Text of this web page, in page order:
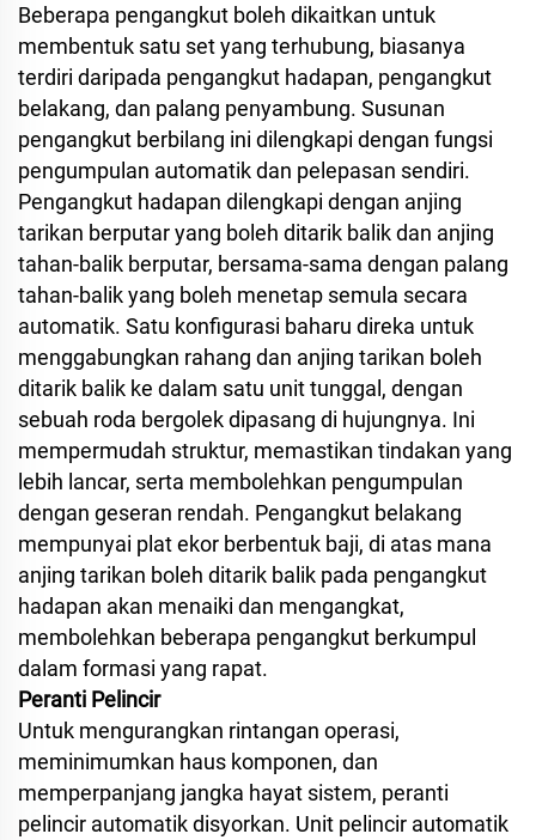
Beberapa pengangkut boleh dikaitkan untuk
membentuk satu set yang terhubung, biasanya
terdiri daripada pengangkut hadapan, pengangkut
belakang, dan palang penyambung. Susunan
pengangkut berbilang ini dilengkapi dengan fungsi
pengumpulan automatik dan pelepasan sendiri.
Pengangkut hadapan dilengkapi dengan anjing
tarikan berputar yang boleh ditarik balik dan anjing
tahan-balik berputar, bersama-sama dengan palang
tahan-balik yang boleh menetap semula secara
automatik. Satu konfigurasi baharu direka untuk
menggabungkan rahang dan anjing tarikan boleh
ditarik balik ke dalam satu unit tunggal, dengan
sebuah roda bergolek dipasang di hujungnya. Ini
mempermudah struktur, memastikan tindakan yang
lebih lancar, serta membolehkan pengumpulan
dengan geseran rendah. Pengangkut belakang
mempunyai plat ekor berbentuk baji, di atas mana
anjing tarikan boleh ditarik balik pada pengangkut
hadapan akan menaiki dan mengangkat,
membolehkan beberapa pengangkut berkumpul
dalam formasi yang rapat.
Peranti Pelincir
Untuk mengurangkan rintangan operasi,
meminimumkan haus komponen, dan
memperpanjang jangka hayat sistem, peranti
pelincir automatik disyorkan. Unit pelincir automatik